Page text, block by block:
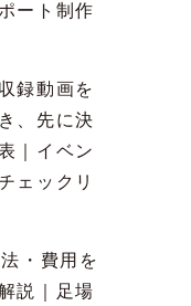
ート制作
録動画を
、先に決
｜イベン
ェックリ
・費用を
説｜足場